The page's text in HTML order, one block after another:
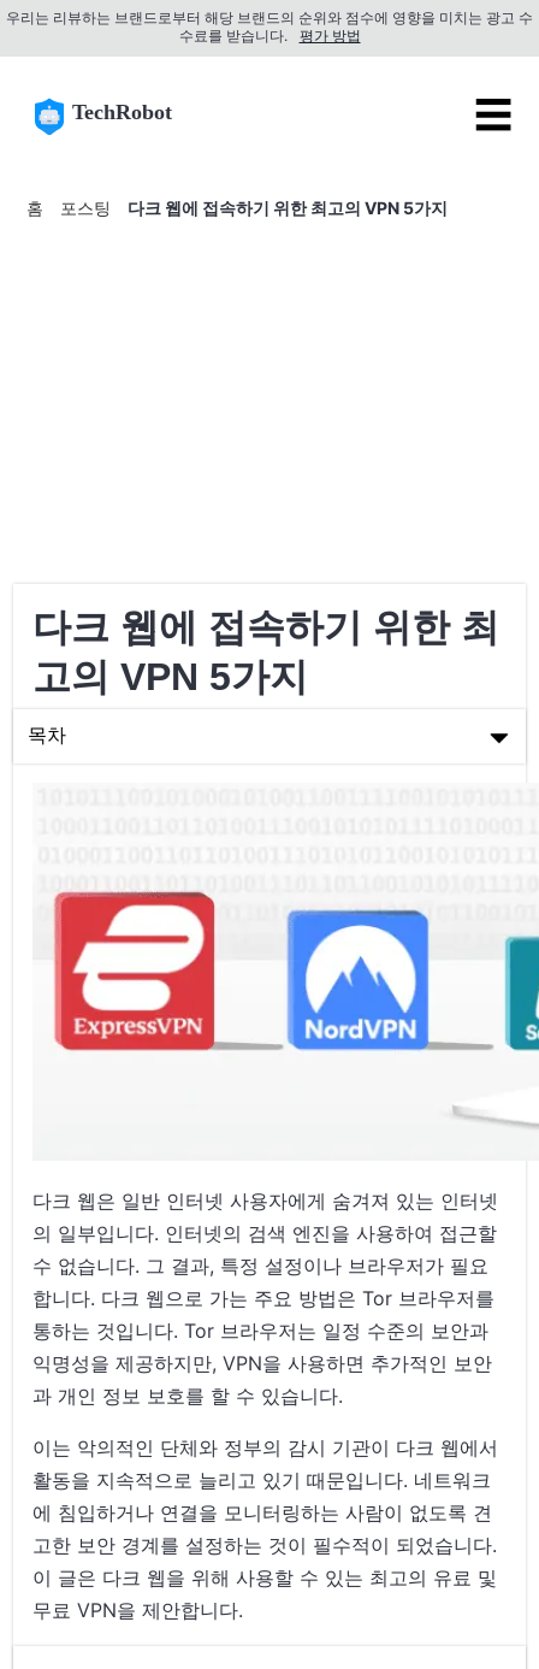
우리는 리뷰하는 브랜드로부터 해당 브랜드의 순위와 점수에 영향을 미치는 광고 수
수료를 받습니다.
평가 방법
TechRobot ☰
홈 포스팅 다크 웹에 접속하기 위한 최고의 VPN 5가지
다크 웹에 접속하기 위한 최
고의 VPN 5가지
목차
VPN을 사용하여 다크 웹에 접속하는 방법
다크 웹을 위한 VPN 사용 전 고려해야 할 사항들
다크 웹을 위한 최고의 (유료 및 무료) VPN에 대한 자주 묻는 질문
다크 웹은 일반 인터넷 사용자에게 숨겨져 있는 인터넷
의 일부입니다. 인터넷의 검색 엔진을 사용하여 접근할
수 없습니다. 그 결과, 특정 설정이나 브라우저가 필요
합니다. 다크 웹으로 가는 주요 방법은 Tor 브라우저를
통하는 것입니다. Tor 브라우저는 일정 수준의 보안과
익명성을 제공하지만, VPN을 사용하면 추가적인 보안
과 개인 정보 보호를 할 수 있습니다.
이는 악의적인 단체와 정부의 감시 기관이 다크 웹에서
활동을 지속적으로 늘리고 있기 때문입니다. 네트워크
에 침입하거나 연결을 모니터링하는 사람이 없도록 견
고한 보안 경계를 설정하는 것이 필수적이 되었습니다.
이 글은 다크 웹을 위해 사용할 수 있는 최고의 유료 및
무료 VPN을 제안합니다.